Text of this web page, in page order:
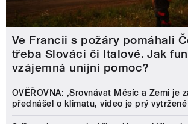
Ve Francii s požáry pomáhali
třeba Slováci či Italové. Jak
vzájemná unijní pomoc?
OVĚŘOVNA: ‚Srovnávat Měsíc a Zemi je
přednášel o klimatu, video je prý